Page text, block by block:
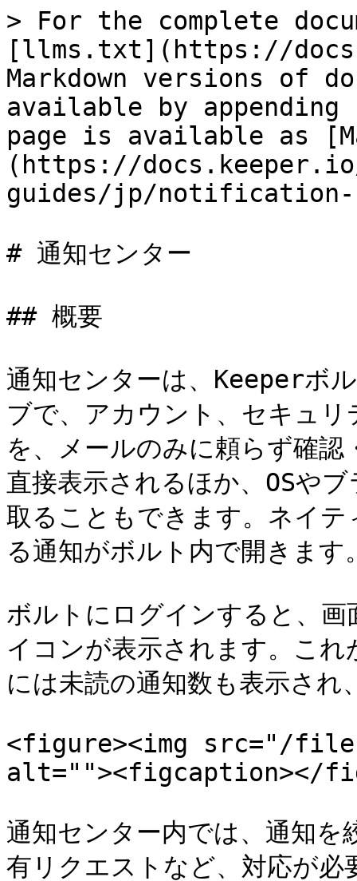
> For the complete
[llms.txt](https://
Markdown versions of
available by
page is available as
(https://
guides/jp/notification-
# 通知センター
## 概要
通知センターは、Keeperボ
ブで、アカウント、セキュ
を、メールのみに頼らず確
直接表示されるほか、OSや
取ることもできます。ネイ
る通知がボルト内で開きます
ボルトにログインすると、
イコンが表示されます。こ
には未読の通知数も表示さ
<figure><img src="/files/
alt=""><figcaption></
通知センター内では、通知
有リクエストなど、対応が